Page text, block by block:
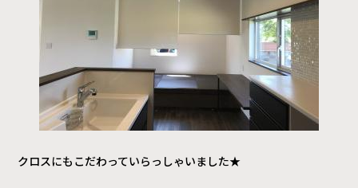
クロスにもこだわっていらっしゃいました★